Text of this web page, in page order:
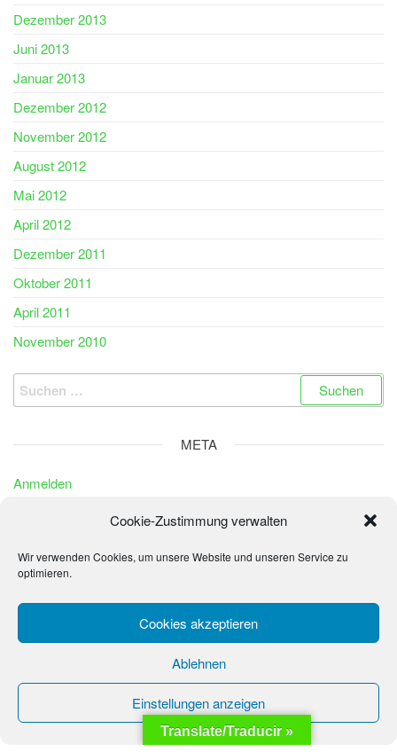
Cookie-Zustimmung verwalten
Wir verwenden Cookies, um unsere Website und unseren Service zu
optimieren.
Cookies akzeptieren
Ablehnen
Einstellungen anzeigen
Dezember 2013
Juni 2013
Januar 2013
Dezember 2012
November 2012
August 2012
Mai 2012
April 2012
Dezember 2011
Oktober 2011
April 2011
November 2010
Suchen
nach:
META
Anmelden
WordPress.org
© 2026 - La Sonrisa de los Niños - Fundación Peter
Wochinger
Translate/Traducir »